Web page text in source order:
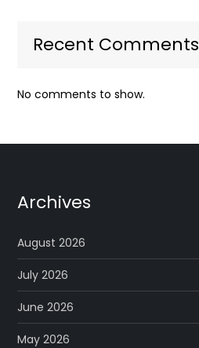
Recent Comments
No comments to show.
Archives
August 2026
July 2026
June 2026
May 2026